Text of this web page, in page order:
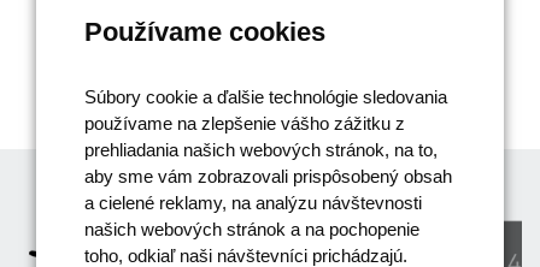
Používame cookies
Súbory cookie a ďalšie technológie sledovania
používame na zlepšenie vášho zážitku z
prehliadania našich webových stránok, na to,
aby sme vám zobrazovali prispôsobený obsah
a cielené reklamy, na analýzu návštevnosti
našich webových stránok a na pochopenie
toho, odkiaľ naši návštevníci prichádzajú.